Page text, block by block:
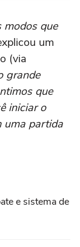
modos que
um
(via
grande
que
iniciar o
uma partida
e sistema de